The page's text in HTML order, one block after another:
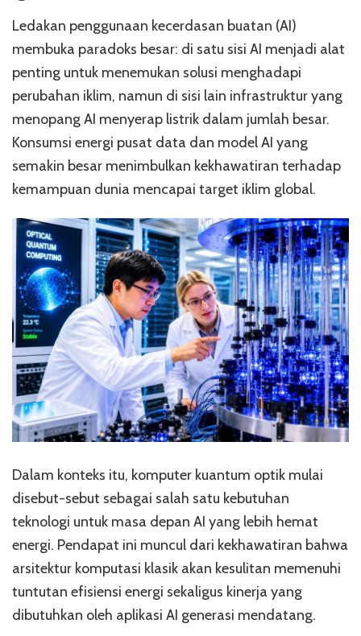
Ledakan penggunaan kecerdasan buatan (AI)
membuka paradoks besar: di satu sisi AI menjadi alat
penting untuk menemukan solusi menghadapi
perubahan iklim, namun di sisi lain infrastruktur yang
menopang AI menyerap listrik dalam jumlah besar.
Konsumsi energi pusat data dan model AI yang
semakin besar menimbulkan kekhawatiran terhadap
kemampuan dunia mencapai target iklim global.
Dalam konteks itu, komputer kuantum optik mulai
disebut-sebut sebagai salah satu kebutuhan
teknologi untuk masa depan AI yang lebih hemat
energi. Pendapat ini muncul dari kekhawatiran bahwa
arsitektur komputasi klasik akan kesulitan memenuhi
tuntutan efisiensi energi sekaligus kinerja yang
dibutuhkan oleh aplikasi AI generasi mendatang.